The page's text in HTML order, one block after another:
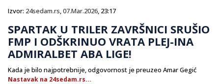
Izvor: 24sedam.rs,07.Mar.2026, 23:17
SPARTAK U TRILER ZAVRŠNICI SRUŠIO
FMP I ODŠKRINUO VRATA PLEJ-INA
ADMIRALBET ABA LIGE!
Kada je bilo najpotrebnije, odgovornost je preuzeo Amar Gegić
Nastavak na 24sedam.rs...